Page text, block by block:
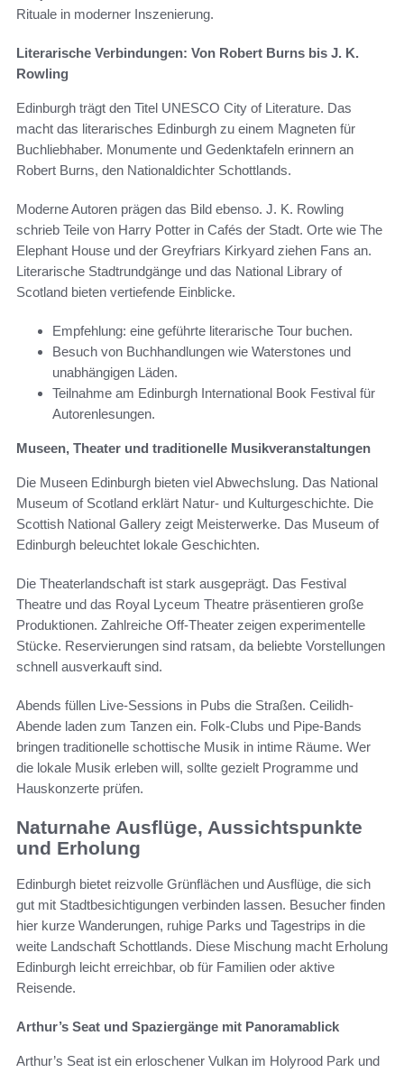
Rituale in moderner Inszenierung.
Literarische Verbindungen: Von Robert Burns bis J. K.
Rowling
Edinburgh trägt den Titel UNESCO City of Literature. Das
macht das literarisches Edinburgh zu einem Magneten für
Buchliebhaber. Monumente und Gedenktafeln erinnern an
Robert Burns, den Nationaldichter Schottlands.
Moderne Autoren prägen das Bild ebenso. J. K. Rowling
schrieb Teile von Harry Potter in Cafés der Stadt. Orte wie The
Elephant House und der Greyfriars Kirkyard ziehen Fans an.
Literarische Stadtrundgänge und das National Library of
Scotland bieten vertiefende Einblicke.
Empfehlung: eine geführte literarische Tour buchen.
Besuch von Buchhandlungen wie Waterstones und
unabhängigen Läden.
Teilnahme am Edinburgh International Book Festival für
Autorenlesungen.
Museen, Theater und traditionelle Musikveranstaltungen
Die Museen Edinburgh bieten viel Abwechslung. Das National
Museum of Scotland erklärt Natur- und Kulturgeschichte. Die
Scottish National Gallery zeigt Meisterwerke. Das Museum of
Edinburgh beleuchtet lokale Geschichten.
Die Theaterlandschaft ist stark ausgeprägt. Das Festival
Theatre und das Royal Lyceum Theatre präsentieren große
Produktionen. Zahlreiche Off-Theater zeigen experimentelle
Stücke. Reservierungen sind ratsam, da beliebte Vorstellungen
schnell ausverkauft sind.
Abends füllen Live-Sessions in Pubs die Straßen. Ceilidh-
Abende laden zum Tanzen ein. Folk-Clubs und Pipe-Bands
bringen traditionelle schottische Musik in intime Räume. Wer
die lokale Musik erleben will, sollte gezielt Programme und
Hauskonzerte prüfen.
Naturnahe Ausflüge, Aussichtspunkte
und Erholung
Edinburgh bietet reizvolle Grünflächen und Ausflüge, die sich
gut mit Stadtbesichtigungen verbinden lassen. Besucher finden
hier kurze Wanderungen, ruhige Parks und Tagestrips in die
weite Landschaft Schottlands. Diese Mischung macht Erholung
Edinburgh leicht erreichbar, ob für Familien oder aktive
Reisende.
Arthur’s Seat und Spaziergänge mit Panoramablick
Arthur’s Seat ist ein erloschener Vulkan im Holyrood Park und